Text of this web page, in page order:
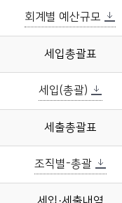
회계별 예산규모
세입총괄표
세입(총괄)
세출총괄표
조직별-총괄